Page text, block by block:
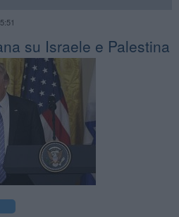
su Israele e Palestina